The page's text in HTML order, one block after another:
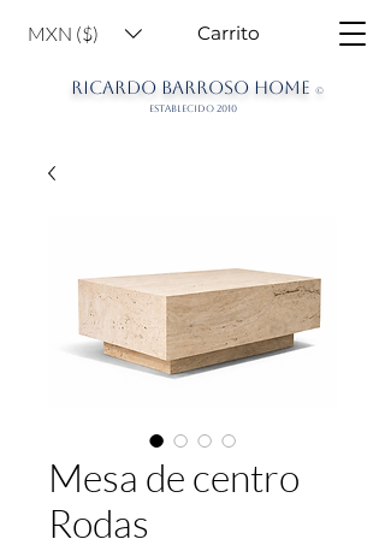
MXN ($)
RICARDO BARROSO HOME ©
ESTABLECIDO 2010
Carrito
Mesa de centro
Rodas